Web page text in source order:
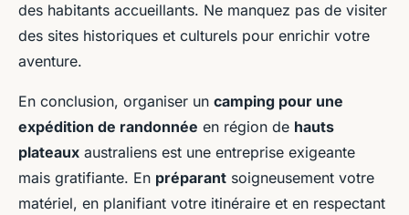
des habitants accueillants. Ne manquez pas de visiter
des sites historiques et culturels pour enrichir votre
aventure.
En conclusion, organiser un camping pour une
expédition de randonnée en région de hauts
plateaux australiens est une entreprise exigeante
mais gratifiante. En préparant soigneusement votre
matériel, en planifiant votre itinéraire et en respectant